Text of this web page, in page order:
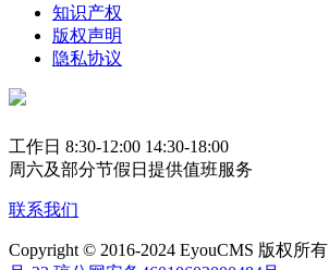
知识产权
版权声明
隐私协议
工作日 8:30-12:00 14:30-18:00
周六及部分节假日提供值班服务
联系我们
Copyright © 2016-2024 EyouCMS 版权所有